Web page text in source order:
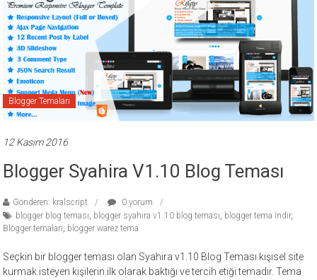
ücretsiz
temalar,
ücretli
temalar,
wordpress
temaları,
php
theme
sitesi.
Blogger Temaları
12 Kasım 2016
Blogger Syahira V1.10 Blog Teması
Gönderen: kralscript
0 yorum
blogger blog teması, blogger syahira v1.10 blog teması, blogger tema İndir,
Blogger temaları, blogger warez tema
Seçkin bir blogger teması olan Syahira v1.10 Blog Teması kişisel site
kurmak isteyen kişilerin ilk olarak baktığı ve tercih etiği temadır. Tema